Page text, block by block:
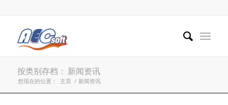
按类别存档： 新闻资讯
您现在的位置： 主页 / 新闻资讯